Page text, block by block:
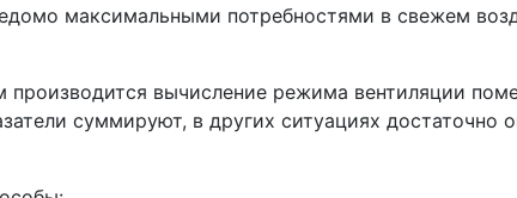
максимальными потребностями в свежем
вычисление режима вентиляции
суммируют, в других ситуациях достаточно